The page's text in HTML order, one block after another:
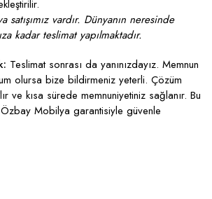
satışımız vardır. Dünyanın neresinde
kadar teslimat yapılmaktadır.
Teslimat sonrası da yanınızdayız. Memnun
olursa bize bildirmeniz yeterli. Çözüm
ve kısa sürede memnuniyetiniz sağlanır. Bu
Mobilya garantisiyle güvenle